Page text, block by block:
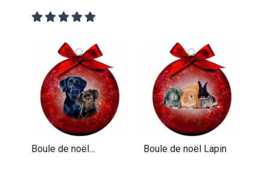
Boule de noël
Boule de noël Lapin